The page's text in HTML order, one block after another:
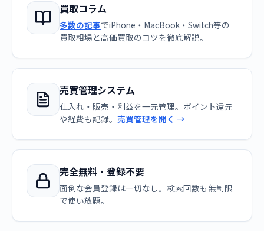
買取コラム
多数の記事でiPhone・MacBook・Switch等の
買取相場と高価買取のコツを徹底解説。
売買管理システム
仕入れ・販売・利益を一元管理。ポイント還元
や経費も記録。 売買管理を開く →
完全無料・登録不要
面倒な会員登録は一切なし。検索回数も無制限
で使い放題。